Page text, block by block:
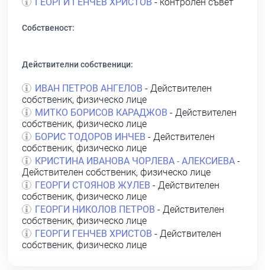
Собственост:
Действителни собственици:
ИВАН ПЕТРОВ АНГЕЛОВ - Действителен
собственик, физическо лице
МИТКО БОРИСОВ КАРАДЖОВ - Действителен
собственик, физическо лице
БОРИС ТОДОРОВ ИНЧЕВ - Действителен
собственик, физическо лице
КРИСТИНА ИВАНОВА ЧОРЛЕВА - АЛЕКСИЕВА -
Действителен собственик, физическо лице
ГЕОРГИ СТОЯНОВ ЖУЛЕВ - Действителен
собственик, физическо лице
ГЕОРГИ НИКОЛОВ ПЕТРОВ - Действителен
собственик, физическо лице
ГЕОРГИ ГЕНЧЕВ ХРИСТОВ - Действителен
собственик, физическо лице